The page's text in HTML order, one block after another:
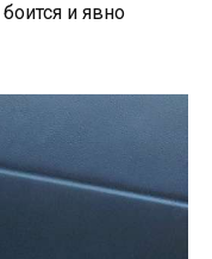
и явно